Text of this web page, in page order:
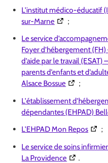
L'institut médico-éducatif
sur-Marne(Ouverture dans
;
Le service
Foyer d’hébergement
d’aide par le travail (ESAT)
parents d’enfants et
Alsace Bossue(Ouverture
;
L'établissement
dépendantes (EHPAD)
L'EHPAD Mon Repos
;
Le service de soins
La Providence(Ouverture
.